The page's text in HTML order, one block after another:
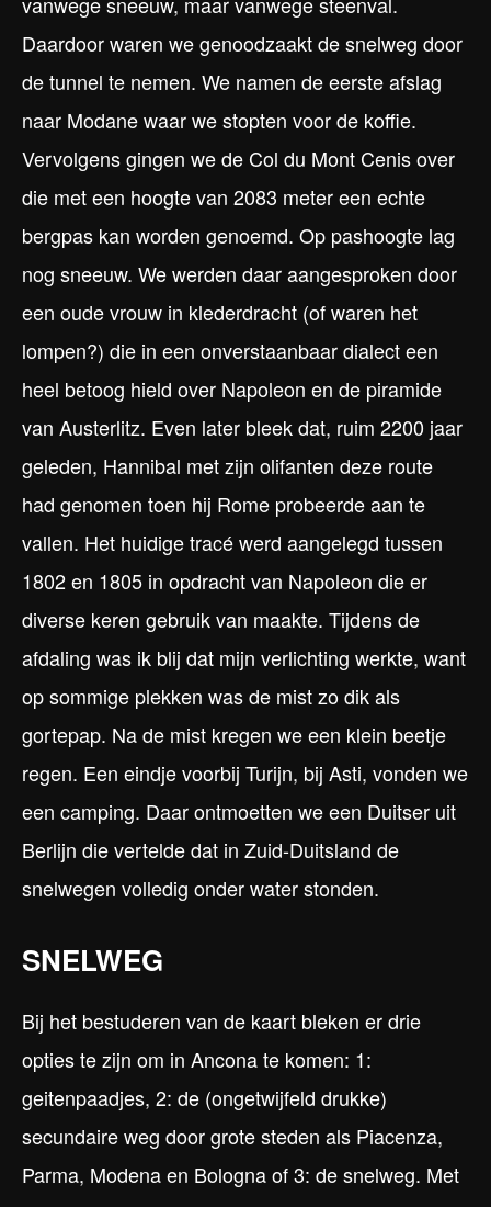
Daardoor waren we genoodzaakt de snelweg door
de tunnel te nemen. We namen de eerste afslag
naar Modane waar we stopten voor de koffie.
Vervolgens gingen we de Col du Mont Cenis over
die met een hoogte van 2083 meter een echte
bergpas kan worden genoemd. Op pashoogte lag
nog sneeuw. We werden daar aangesproken door
een oude vrouw in klederdracht (of waren het
lompen?) die in een onverstaanbaar dialect een
heel betoog hield over Napoleon en de piramide
van Austerlitz. Even later bleek dat, ruim 2200 jaar
geleden, Hannibal met zijn olifanten deze route
had genomen toen hij Rome probeerde aan te
vallen. Het huidige tracé werd aangelegd tussen
1802 en 1805 in opdracht van Napoleon die er
diverse keren gebruik van maakte. Tijdens de
afdaling was ik blij dat mijn verlichting werkte, want
op sommige plekken was de mist zo dik als
gortepap. Na de mist kregen we een klein beetje
regen. Een eindje voorbij Turijn, bij Asti, vonden we
een camping. Daar ontmoetten we een Duitser uit
Berlijn die vertelde dat in Zuid-Duitsland de
snelwegen volledig onder water stonden.
SNELWEG
Bij het bestuderen van de kaart bleken er drie
opties te zijn om in Ancona te komen: 1:
geitenpaadjes, 2: de (ongetwijfeld drukke)
secundaire weg door grote steden als Piacenza,
Parma, Modena en Bologna of 3: de snelweg. Met